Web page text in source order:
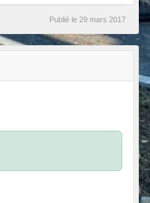
Publié le 29 mars 2017